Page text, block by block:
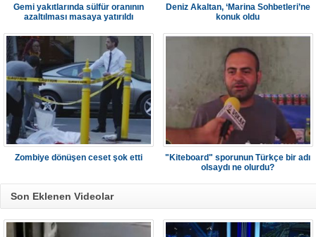
Gemi yakıtlarında sülfür oranının
azaltılması masaya yatırıldı
Deniz Akaltan, ‘Marina Sohbetleri’ne
konuk oldu
Zombiye dönüşen ceset şok etti
"Kiteboard" sporunun Türkçe bir adı
olsaydı ne olurdu?
Son Eklenen Videolar